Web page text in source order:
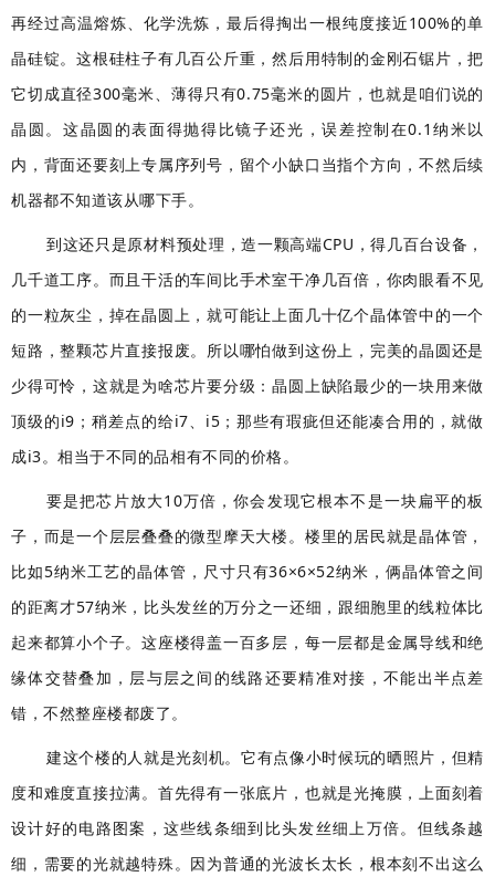
再经过高温熔炼、化学洗炼，最后得掏出一根纯度接近100%的单
晶硅锭。这根硅柱子有几百公斤重，然后用特制的金刚石锯片，把
它切成直径300毫米、薄得只有0.75毫米的圆片，也就是咱们说的
晶圆。这晶圆的表面得抛得比镜子还光，误差控制在0.1纳米以
内，背面还要刻上专属序列号，留个小缺口当指个方向，不然后续
机器都不知道该从哪下手。
到这还只是原材料预处理，造一颗高端CPU，得几百台设备，
几千道工序。而且干活的车间比手术室干净几百倍，你肉眼看不见
的一粒灰尘，掉在晶圆上，就可能让上面几十亿个晶体管中的一个
短路，整颗芯片直接报废。所以哪怕做到这份上，完美的晶圆还是
少得可怜，这就是为啥芯片要分级：晶圆上缺陷最少的一块用来做
顶级的i9；稍差点的给i7、i5；那些有瑕疵但还能凑合用的，就做
成i3。相当于不同的品相有不同的价格。
要是把芯片放大10万倍，你会发现它根本不是一块扁平的板
子，而是一个层层叠叠的微型摩天大楼。楼里的居民就是晶体管，
比如5纳米工艺的晶体管，尺寸只有36×6×52纳米，俩晶体管之间
的距离才57纳米，比头发丝的万分之一还细，跟细胞里的线粒体比
起来都算小个子。这座楼得盖一百多层，每一层都是金属导线和绝
缘体交替叠加，层与层之间的线路还要精准对接，不能出半点差
错，不然整座楼都废了。
建这个楼的人就是光刻机。它有点像小时候玩的晒照片，但精
度和难度直接拉满。首先得有一张底片，也就是光掩膜，上面刻着
设计好的电路图案，这些线条细到比头发丝细上万倍。但线条越
细，需要的光就越特殊。因为普通的光波长太长，根本刻不出这么